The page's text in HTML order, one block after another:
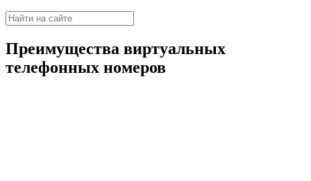
Преимущества виртуальных
телефонных номеров